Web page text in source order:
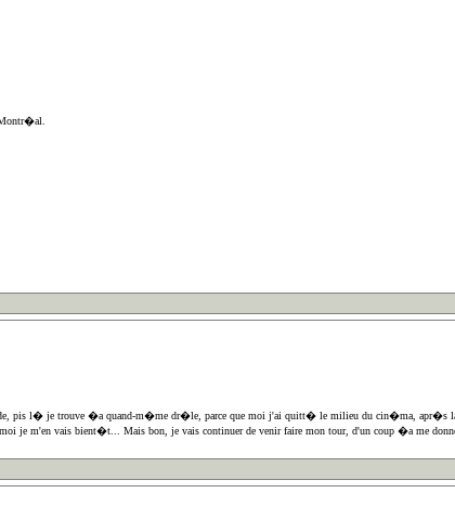
pis l� je trouve �a quand-m�me dr�le, parce que moi j'ai quitt� le milieu du cin�ma,
je m'en vais bient�t... Mais bon, je vais continuer de venir faire mon tour, d'un coup �a me